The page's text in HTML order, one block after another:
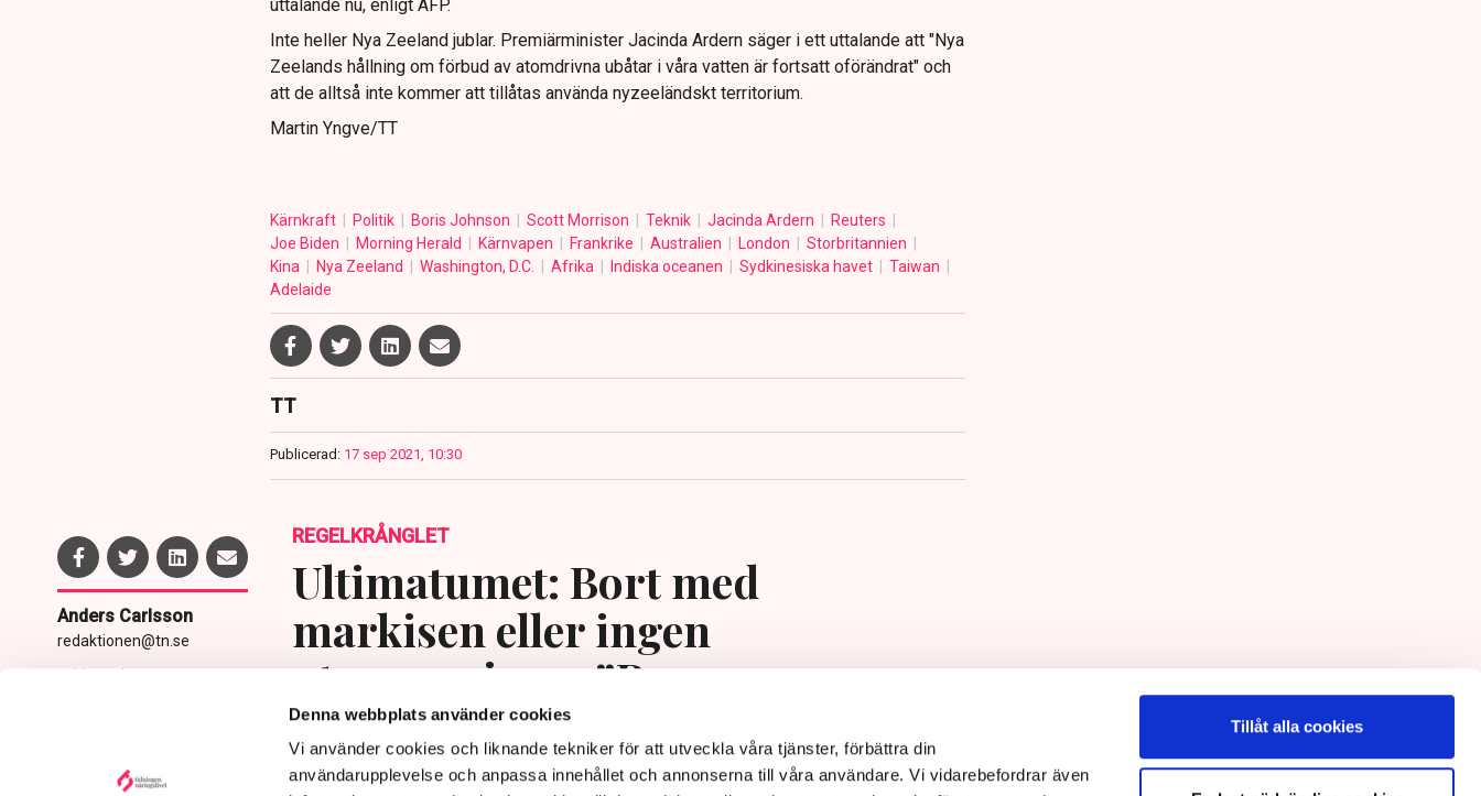
Denna webbplats använder cookies
Vi använder cookies och liknande tekniker för att utveckla våra tjänster, förbättra din
användarupplevelse och anpassa innehållet och annonserna till våra användare. Vi vidarebefordrar även
Tillåt alla cookies
uttalande nu, enligt AFP.
Inte heller Nya Zeeland jublar. Premiärminister Jacinda Ardern säger i ett uttalande att "Nya
Zeelands hållning om förbud av atomdrivna ubåtar i våra vatten är fortsatt oförändrat" och
att de alltså inte kommer att tillåtas använda nyzeeländskt territorium.
Martin Yngve/TT
Kärnkraft Politik Boris Johnson Scott Morrison Teknik Jacinda Ardern
Reuters
Joe Biden
Morning Herald Kärnvapen Frankrike Australien London
Storbritannien
Kina
Nya Zeeland Washington, D.C. Afrika Indiska oceanen Sydkinesiska havet
Taiwan
Adelaide
TT
Publicerad: 17 sep 2021, 10:30
Anders Carlsson
redaktionen@tn.se
Publicerad:
REGELKRÅNGLET
Ultimatumet: Bort med
markisen eller ingen
uteservering – ”Rena
utpressningssituationen”